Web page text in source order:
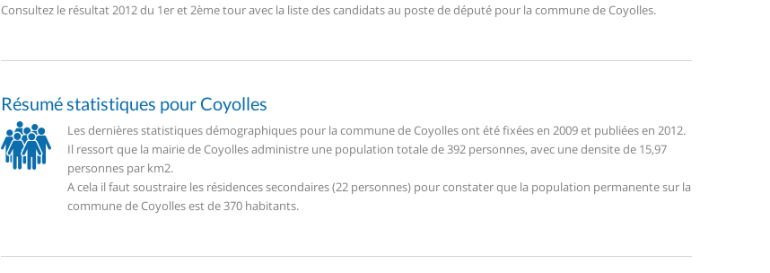
Consultez le résultat 2012 du 1er et 2ème tour avec la liste des candidats au poste de député pour la commune de Coyolles.
Résumé statistiques pour Coyolles
Les dernières statistiques démographiques pour la commune de Coyolles ont été fixées en 2009 et publiées en 2012.
Il ressort que la mairie de Coyolles administre une population totale de 392 personnes, avec une densite de 15,97
personnes par km2.
A cela il faut soustraire les résidences secondaires (22 personnes) pour constater que la population permanente sur la
commune de Coyolles est de 370 habitants.